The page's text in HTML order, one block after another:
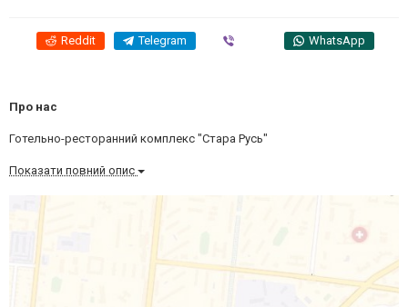
Reddit Telegram WhatsApp
Про нас
Готельно-ресторанний комплекс "Стара Русь"
Показати повний опис